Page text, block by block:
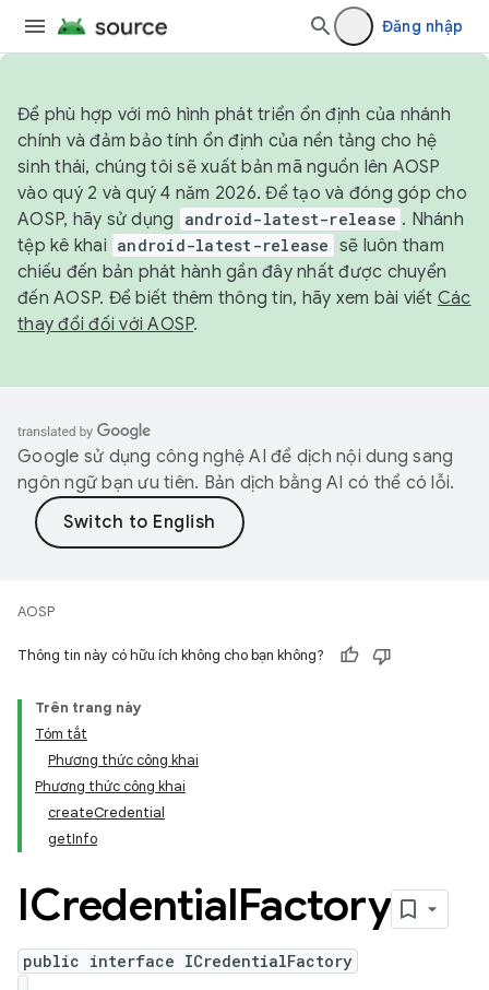
Đăng nhập
Để phù hợp với mô hình phát triển ổn định của nhánh
chính và đảm bảo tính ổn định của nền tảng cho hệ
sinh thái, chúng tôi sẽ xuất bản mã nguồn lên AOSP
vào quý 2 và quý 4 năm 2026. Để tạo và đóng góp cho
AOSP, hãy sử dụng
android-latest-release . Nhánh
tệp kê khai android-latest-release sẽ luôn tham
chiếu đến bản phát hành gần đây nhất được chuyển
đến AOSP. Để biết thêm thông tin, hãy xem bài viết Các
thay đổi đối với AOSP.
Google sử dụng công nghệ AI để dịch nội dung sang
ngôn ngữ bạn ưu tiên. Bản dịch bằng AI có thể có lỗi.
AOSP
Thông tin này có hữu ích không cho bạn không?
Trên trang này
Tóm tắt
Phương thức công khai
Phương thức công khai
createCredential
getInfo
ICredentialFactory
public interface ICredentialFactory